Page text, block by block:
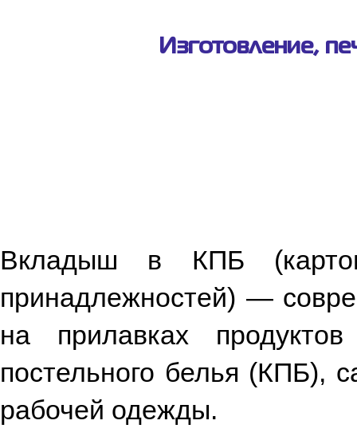
Изготовление,
Вкладыш в КПБ
принадлежностей) —
на прилавках
постельного белья (КПБ),
рабочей одежды.